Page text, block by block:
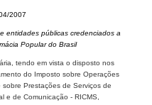
2007
entidades públicas credenciados a
Popular do Brasil
tendo em vista o disposto nos
do Imposto sobre Operações
Prestações de Serviços de
e de Comunicação - RICMS,